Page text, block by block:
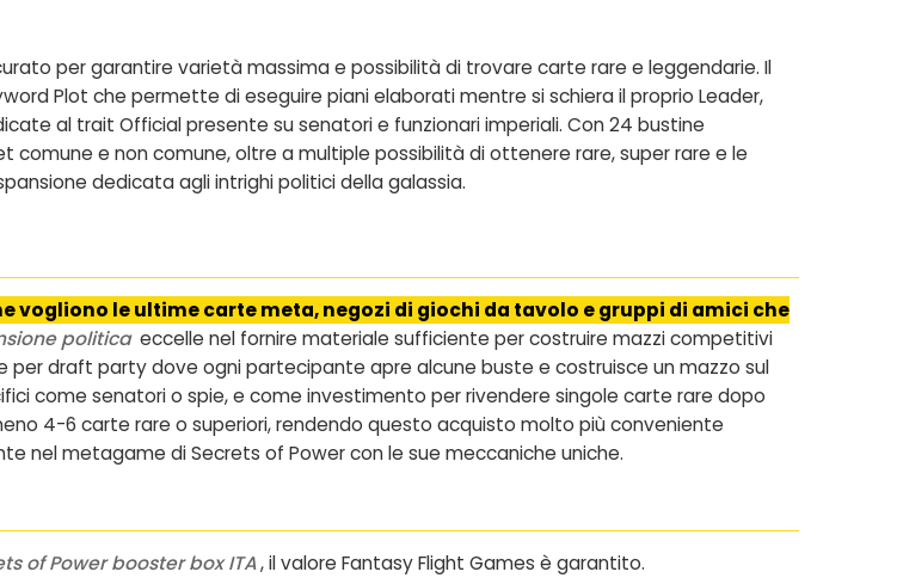
per garantire varietà massima e possibilità di trovare carte rare e leggendarie. Il
Plot che permette di eseguire piani elaborati mentre si schiera il proprio Leader,
al trait Official presente su senatori e funzionari imperiali. Con 24 bustine
e non comune, oltre a multiple possibilità di ottenere rare, super rare e le
dedicata agli intrighi politici della galassia.
le ultime carte meta, negozi di giochi da tavolo e gruppi di amici che
politica eccelle nel fornire materiale sufficiente per costruire mazzi competitivi
draft party dove ogni partecipante apre alcune buste e costruisce un mazzo sul
come senatori o spie, e come investimento per rivendere singole carte rare dopo
4-6 carte rare o superiori, rendendo questo acquisto molto più conveniente
nel metagame di Secrets of Power con le sue meccaniche uniche.
of Power booster box ITA, il valore Fantasy Flight Games è garantito.